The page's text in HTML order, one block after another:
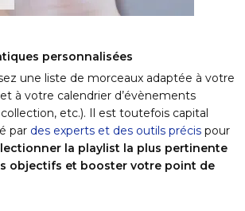
personnalisées
une liste de morceaux adaptée à votre
à votre calendrier d’évènements
etc.). Il est toutefois capital
par des experts et des outils précis pour
la playlist la plus pertinente
objectifs et booster votre point de